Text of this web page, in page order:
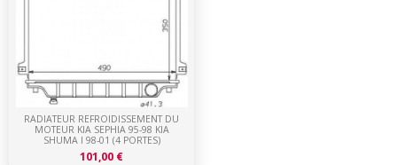
RADIATEUR REFROIDISSEMENT DU
MOTEUR KIA SEPHIA 95-98 KIA
SHUMA I 98-01 (4 PORTES)
101,00 €